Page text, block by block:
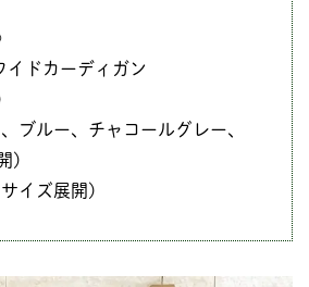
イドカーディガン
ブルー、チャコールグレー、
)
イズ展開)